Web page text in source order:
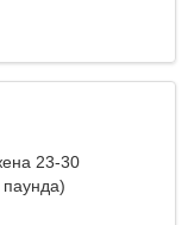
23-30